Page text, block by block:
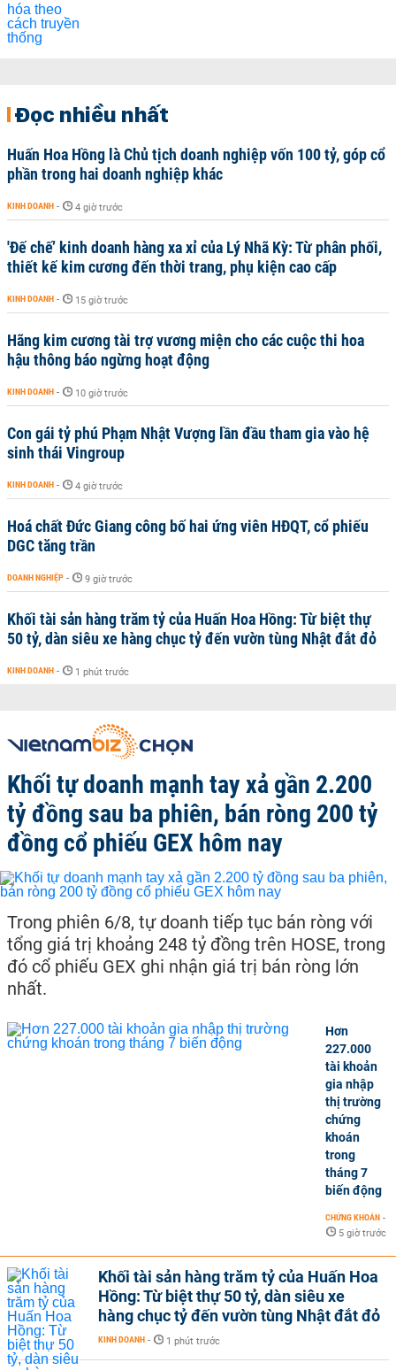
Đọc nhiều nhất
Huấn Hoa Hồng là Chủ tịch doanh nghiệp vốn 100 tỷ, góp cổ
phần trong hai doanh nghiệp khác
KINH DOANH - 4 giờ trước
'Đế chế’ kinh doanh hàng xa xỉ của Lý Nhã Kỳ: Từ phân phối,
thiết kế kim cương đến thời trang, phụ kiện cao cấp
KINH DOANH - 15 giờ trước
Hãng kim cương tài trợ vương miện cho các cuộc thi hoa
hậu thông báo ngừng hoạt động
KINH DOANH - 10 giờ trước
Con gái tỷ phú Phạm Nhật Vượng lần đầu tham gia vào hệ
sinh thái Vingroup
KINH DOANH - 4 giờ trước
Hoá chất Đức Giang công bố hai ứng viên HĐQT, cổ phiếu
DGC tăng trần
DOANH NGHIỆP - 9 giờ trước
Khối tài sản hàng trăm tỷ của Huấn Hoa Hồng: Từ biệt thự
50 tỷ, dàn siêu xe hàng chục tỷ đến vườn tùng Nhật đắt đỏ
KINH DOANH - 1 phút trước
Khối tự doanh mạnh tay xả gần 2.200
tỷ đồng sau ba phiên, bán ròng 200 tỷ
đồng cổ phiếu GEX hôm nay
Trong phiên 6/8, tự doanh tiếp tục bán ròng với
tổng giá trị khoảng 248 tỷ đồng trên HOSE, trong
đó cổ phiếu GEX ghi nhận giá trị bán ròng lớn
nhất.
Hơn
227.000
tài khoản
gia nhập
thị trường
chứng
khoán
trong
tháng 7
biến động
CHỨNG KHOÁN -
5 giờ trước
Khối tài sản hàng trăm tỷ của Huấn Hoa
Hồng: Từ biệt thự 50 tỷ, dàn siêu xe
hàng chục tỷ đến vườn tùng Nhật đắt đỏ
KINH DOANH - 1 phút trước